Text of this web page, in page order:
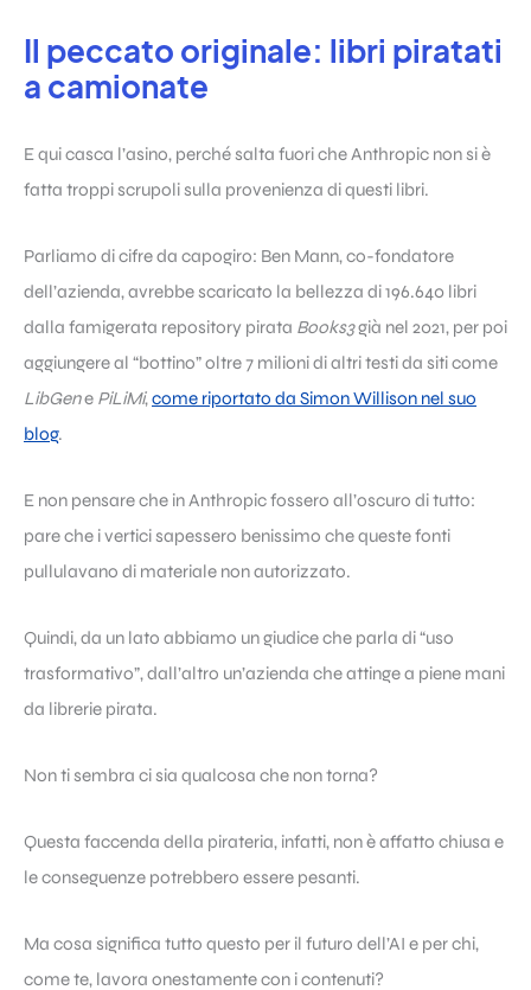
Il peccato originale: libri piratati
a camionate
E qui casca l’asino, perché salta fuori che Anthropic non si è
fatta troppi scrupoli sulla provenienza di questi libri.
Parliamo di cifre da capogiro: Ben Mann, co-fondatore
dell’azienda, avrebbe scaricato la bellezza di 196.640 libri
dalla famigerata repository pirata Books3già nel 2021, per poi
aggiungere al “bottino” oltre 7 milioni di altri testi da siti come
LibGene PiLiMi,come riportato da Simon Willison nel suo
blog.
E non pensare che in Anthropic fossero all’oscuro di tutto:
pare che i vertici sapessero benissimo che queste fonti
pullulavano di materiale non autorizzato.
Quindi, da un lato abbiamo un giudice che parla di “uso
trasformativo”, dall’altro un’azienda che attinge a piene mani
da librerie pirata.
Non ti sembra ci sia qualcosa che non torna?
Questa faccenda della pirateria, infatti, non è affatto chiusa e
le conseguenze potrebbero essere pesanti.
Ma cosa significa tutto questo per il futuro dell’AI e per chi,
come te, lavora onestamente con i contenuti?